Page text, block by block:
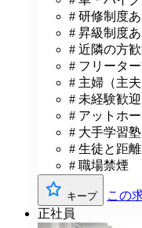
# 研修制度あ
# 昇級制度あ
# 近隣の方
# フリータ
# 主婦（主
# 未経験歓迎
# アットホ
# 大手学習塾
# 生徒と距
# 職場禁煙
キープ この
正社員